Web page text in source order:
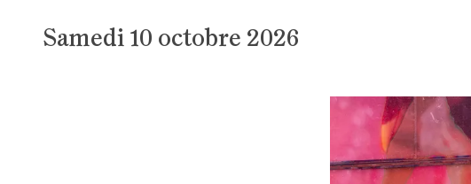
Samedi 10 octobre 2026